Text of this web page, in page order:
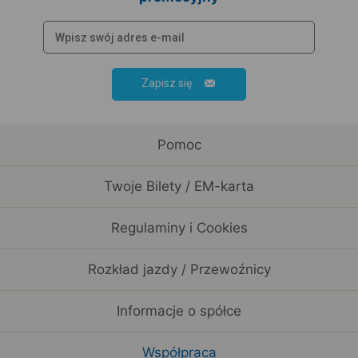
Zapisz się
Pomoc
Twoje Bilety / EM-karta
Regulaminy i Cookies
Rozkład jazdy / Przewoźnicy
Informacje o spółce
Współpraca